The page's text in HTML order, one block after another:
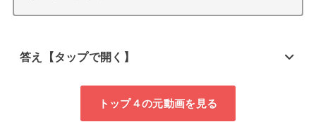
答え【タップで開く】
トップ４の元動画を見る